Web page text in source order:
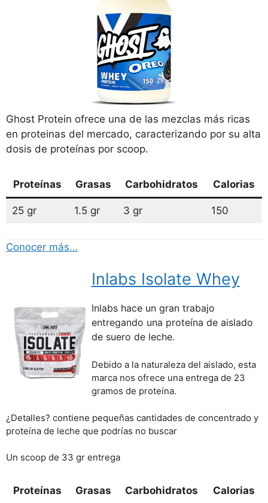
Ghost Protein ofrece una de las mezclas más ricas
en proteinas del mercado, caracterizando por su alta
dosis de proteínas por scoop.
Proteínas Grasas Carbohidratos Calorias
25 gr 1.5 gr 3 gr 150
Conocer más…
Inlabs Isolate Whey
Inlabs hace un gran trabajo
entregando una proteína de aislado
de suero de leche.
Debido a la naturaleza del aislado, esta
marca nos ofrece una entrega de 23
gramos de proteína.
¿Detalles? contiene pequeñas cantidades de concentrado y
proteína de leche que podrías no buscar
Un scoop de 33 gr entrega
Proteínas Grasas Carbohidratos Calorias